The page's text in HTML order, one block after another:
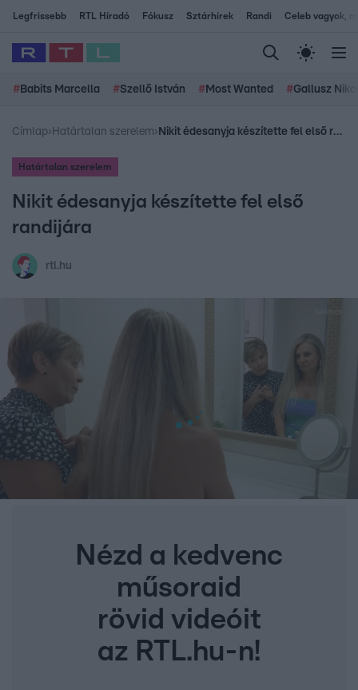
Legfrissebb RTL Híradó Fókusz Sztárhírek Randi Celeb vagyok,
# Babits Marcella #Szellő István # Most Wanted #Gallusz
Címlap› Határtalan szerelem› Nikit édesanyja készítette fel első randijára
Határtalan szerelem
Nikit édesanyja készítette fel első
randijára
rtl.hu
Nézd a kedvenc
műsoraid
rövid videóit
az RTL.hu-n!